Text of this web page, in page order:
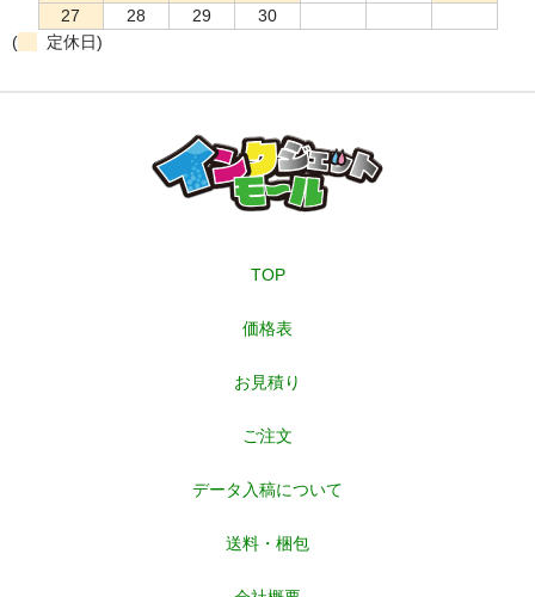
27
28 29
30
(
定休日)
TOP
価格表
お見積り
ご注文
データ入稿について
送料・梱包